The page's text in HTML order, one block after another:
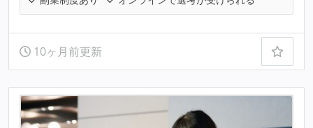
10ヶ月前更新